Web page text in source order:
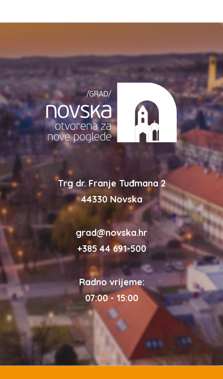
Trg dr. Franje Tuđmana 2
44330 Novska
grad@novska.hr
+385 44 691-500
Radno vrijeme:
07:00 - 15:00